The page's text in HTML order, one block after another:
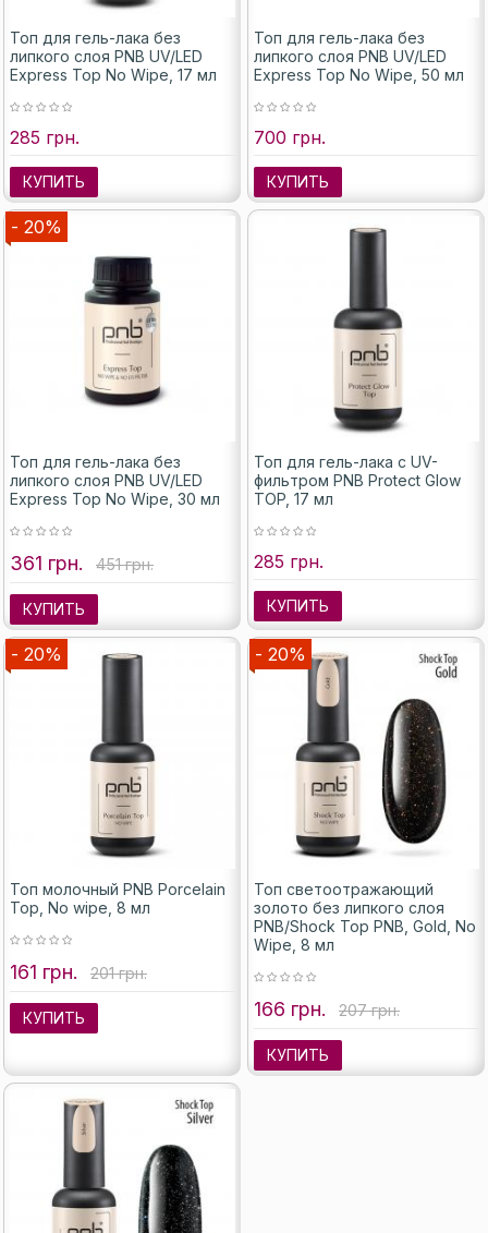
Топ для гель-лака без
липкого слоя PNB UV/LED
Express Top No Wipe, 17 мл
285 грн.
КУПИТЬ
Топ для гель-лака без
липкого слоя PNB UV/LED
Express Top No Wipe, 50 мл
700 грн.
КУПИТЬ
- 20%
Топ для гель-лака без
липкого слоя PNB UV/LED
Express Top No Wipe, 30 мл
361 грн. 451 грн.
КУПИТЬ
Топ для гель-лака с UV-
фильтром PNB Protect Glow
TOP, 17 мл
285 грн.
КУПИТЬ
- 20%
Топ молочный PNB Porcelain
Top, No wipe, 8 мл
161 грн. 201 грн.
КУПИТЬ
- 20%
Топ светоотражающий
золото без липкого слоя
PNB/Shock Top PNB, Gold, No
Wipe, 8 мл
166 грн. 207 грн.
КУПИТЬ